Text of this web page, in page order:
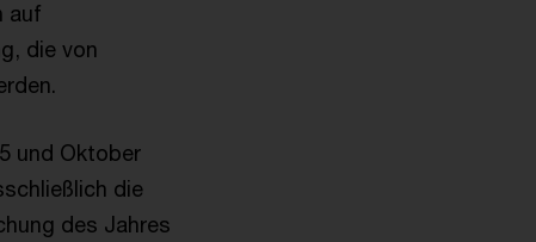
auf
die von
und Oktober
die
des Jahres